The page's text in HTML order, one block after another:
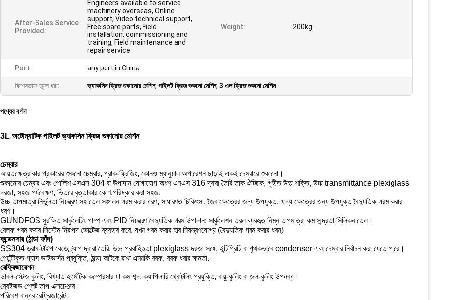
After-Sales Service
Provided:
Engineers available to service
machinery overseas, Online
support, Video technical support,
Free spare parts, Field
installation, commissioning and
training, Field maintenance and
repair service
Weight: 200kg
Port: any port in China
বিশেষভাবে তুলে ধরা: ভ্যাকসিন ফ্রিজ শুকানোর মেশিন, পাইলট ফ্রিজ শুকনো মেশিন, 3 এল ফ্রিজ শুকনো মেশিন
পণ্যের বর্ণনা
3L অটোম্যাটিক পাইলট ভ্যাকসিন ফ্রিজ শুকানোর মেশিন
চেম্বার
আয়তক্ষেত্রাকার প্রকারের শুকনো চেম্বার, প্রাক-ফ্রিজিং, কোনও ম্যানুয়াল অপারেশন ছাড়াই একই চেম্বারে শুকানো।
শুকানোর চেম্বার এবং পোলিশ এসএস 304 বা উপাদান যোগাযোগ অংশ এসএস 316 দ্বারা তৈরি তাক ঐচ্ছিক, গৃহীত উচ্চ শক্তি, উচ্চ transmittance plexiglass
দরজা, সহজ পর্যবেক্ষণ, ভিতরে বৃত্তাকার কোণ,পরিষ্কার করা সহজ.
উচ্চ তাপমাত্রা নির্ভুলতা নিয়ন্ত্রণ সহ তেল সঞ্চালন গরম করার ধরণ, সাধারণত চিকিৎসা, জৈব ক্ষেত্রের জন্য উপযুক্ত, খাদ্য ক্ষেত্রের জন্য উপযুক্ত বৈদ্যুতিক গরম করার
ধরণ।
GUNDFOS সুরক্ষিত সার্কুলেটিং পাম্প এবং PID নিয়ন্ত্রণ বৈদ্যুতিক গরম উপাদান; সার্কুলেশন তরল ব্যবহৃত নিম্ন তাপমাত্রা কম সান্দ্রতা সিলিকন তেল।
রেলফ গরম করার সিস্টেম নিরাপদ ভোল্টেজ ব্যবহার করে, যখন গরম করার হার নিয়ন্ত্রণযোগ্য (বৈদ্যুতিক গরম করার ধরন)
কন্ডেনসার (ঠান্ডা ফাঁদ)
SS304 ড্রাম-টাইপ কোল্ড ট্র্যাপ দ্বারা তৈরি, উচ্চ প্রবাহিততা plexiglass দরজা সঙ্গে, ইন্টিগ্রিটি বা পৃথকভাবে condenser এবং চেম্বার নির্বাচন করা যেতে পারে।
পেটেন্টকৃত গ্যাস ডাইভার্সন প্রযুক্তি, ঠান্ডা আটকে রাখা এমনকি বরফ, বরফ ধরার ক্ষমতা.
রেফ্রিজারেশন
ডাবল-স্টেজ কুলিং, বিখ্যাত হার্মেটিক কম্প্রেসার যা কম শব্দ, ক্যাপিলারি থ্রোটলিং প্রযুক্তি, বায়ু-কুলিং বা জল-কুলিং উপলব্ধ।
ব্রেইজড প্লেট তাপ এক্সচেঞ্জার।
পরিবেশ বান্ধব রেফ্রিজারেন্ট।